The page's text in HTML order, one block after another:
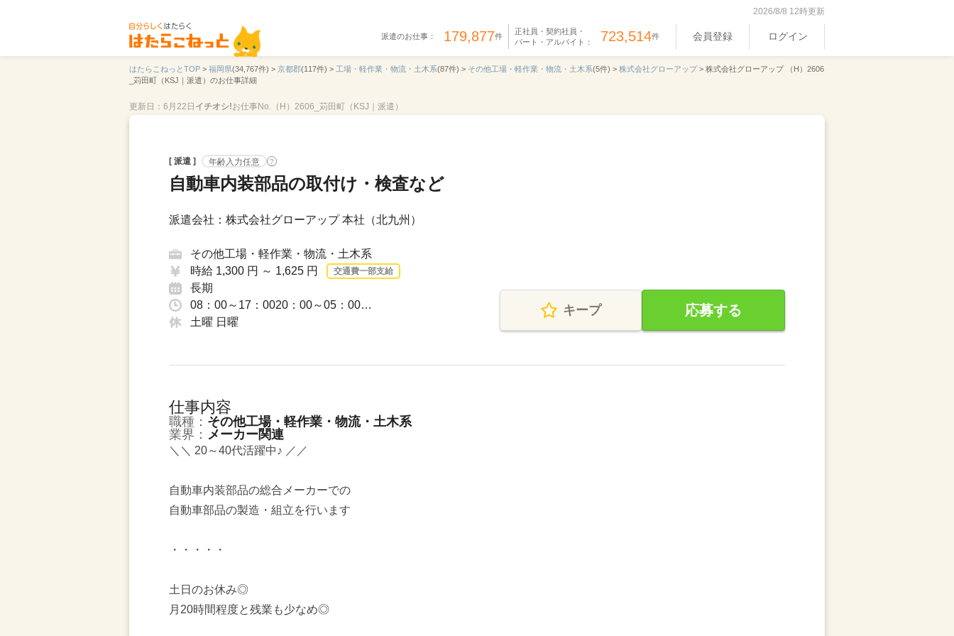
2026/8/8 12時更新
派遣のお仕事： 179,877件
正社員・契約社員・
パート・アルバイト： 723,514件 会員登録 ログイン
はたらこねっとTOP > 福岡県(34,767件) > 京都郡(117件) > 工場・軽作業・物流・土木系(87件) > その他工場・軽作業・物流・土木系(5件) > 株式会社グローアップ> 株式会社グローアップ （H）2606
_苅田町（KSJ｜派遣）のお仕事詳細
更新日：6月22日 イチオシ!お仕事No.（H）2606_苅田町（KSJ｜派遣）
[ 派遣 ] 年齢入力任意 ?
自動車内装部品の取付け・検査など
派遣会社：株式会社グローアップ 本社（北九州）
その他工場・軽作業・物流・土木系
時給 1,300 円 ～ 1,625 円
交通費一部支給
長期
08：00～17：0020：00～05：00…
土曜 日曜
キープ 応募する
仕事内容
職種： その他工場・軽作業・物流・土木系
業界： メーカー関連
＼＼ 20～40代活躍中♪ ／／
自動車内装部品の総合メーカーでの
自動車部品の製造・組立を行います
・・・・・
土日のお休み◎
月20時間程度と残業も少なめ◎